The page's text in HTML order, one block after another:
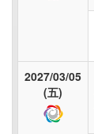
2027/03/05
(五)